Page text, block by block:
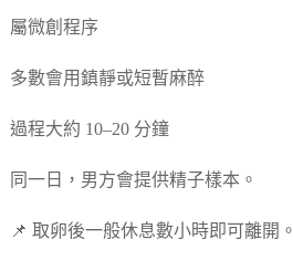
屬微創程序
多數會用鎮靜或短暫麻醉
過程大約 10–20 分鐘
同一日，男方會提供精子樣本。
📌 取卵後一般休息數小時即可離開。